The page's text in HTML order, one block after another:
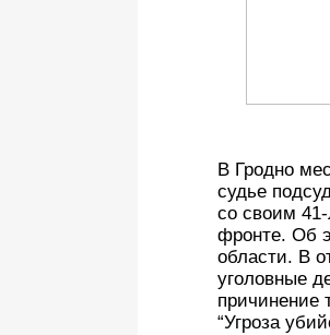
В Гродно
судье
со своим
фронте. Об
области. В
уголовные
причинение
“Угроза